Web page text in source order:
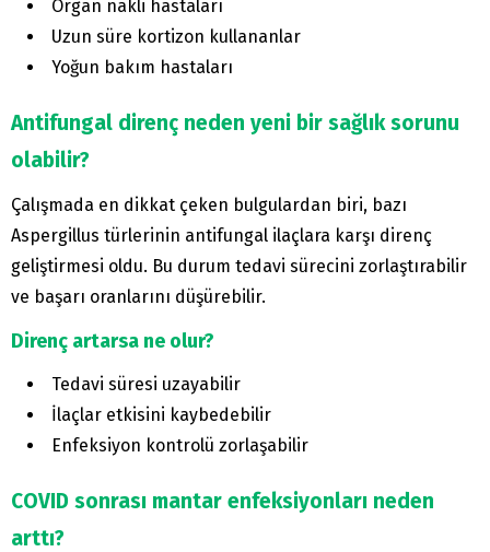
Organ nakli hastaları
Uzun süre kortizon kullananlar
Yoğun bakım hastaları
Antifungal direnç neden yeni bir sağlık sorunu
olabilir?
Çalışmada en dikkat çeken bulgulardan biri, bazı
Aspergillus türlerinin antifungal ilaçlara karşı direnç
geliştirmesi oldu. Bu durum tedavi sürecini zorlaştırabilir
ve başarı oranlarını düşürebilir.
Direnç artarsa ne olur?
Tedavi süresi uzayabilir
İlaçlar etkisini kaybedebilir
Enfeksiyon kontrolü zorlaşabilir
COVID sonrası mantar enfeksiyonları neden
arttı?